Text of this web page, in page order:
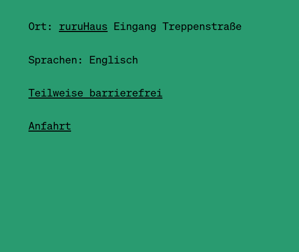
Ort: ruruHaus Eingang Treppenstraße
Sprachen: Englisch
Teilweise barrierefrei
Anfahrt